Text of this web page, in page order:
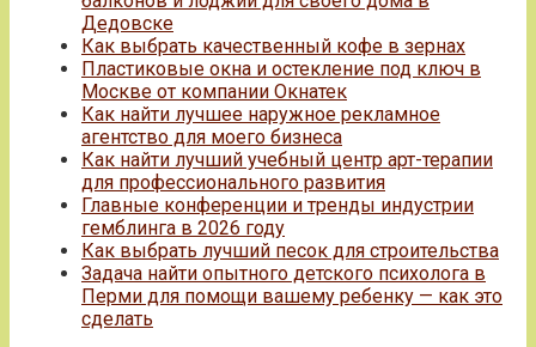
Дедовске
Как выбрать качественный кофе в зернах
Пластиковые окна и остекление под ключ в
Москве от компании Окнатек
Как найти лучшее наружное рекламное
агентство для моего бизнеса
Как найти лучший учебный центр арт-терапии
для профессионального развития
Главные конференции и тренды индустрии
гемблинга в 2026 году
Как выбрать лучший песок для строительства
Задача найти опытного детского психолога в
Перми для помощи вашему ребенку — как это
сделать